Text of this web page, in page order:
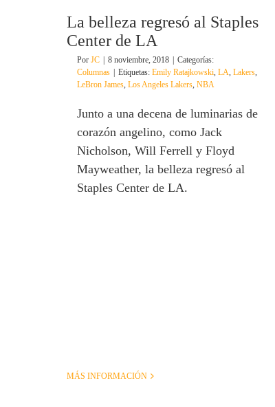
La belleza regresó al Staples
Center de LA
Por JC 8 noviembre, 2018
Categorías:
Columnas
Etiquetas: Emily Ratajkowski, LA, Lakers,
LeBron James, Los Angeles Lakers, NBA
Junto a una decena de luminarias de
corazón angelino, como Jack
Nicholson, Will Ferrell y Floyd
Mayweather, la belleza regresó al
Staples Center de LA.
MÁS INFORMACIÓN